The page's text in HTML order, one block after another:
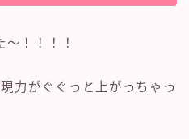
！！！！
力がぐぐっと上がっちゃっ